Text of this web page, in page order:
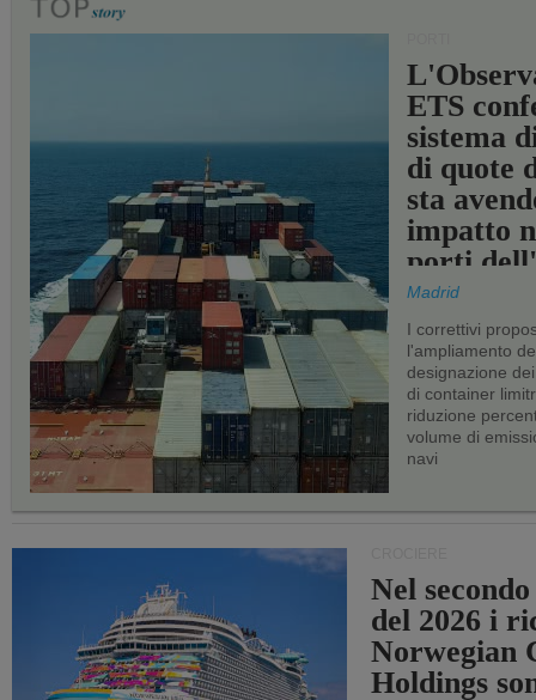
ETS
sistema
di quote
sta
impatto
porti
Madrid
I correttivi
l'ampliamento
designazione
di container
riduzione
volume di
navi
Nel
del 2026 i
Norwegian
Holdings